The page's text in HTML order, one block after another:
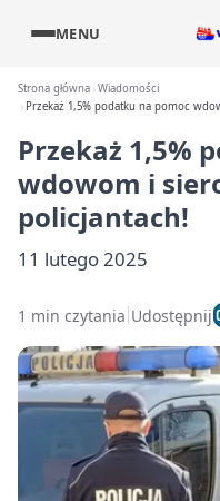
MENU
Strona główna Wiadomości
Przekaż 1,5% podatku na pomoc
Przekaż 1,5%
wdowom i
policjantach!
11 lutego 2025
1 min czytania Udostępnij